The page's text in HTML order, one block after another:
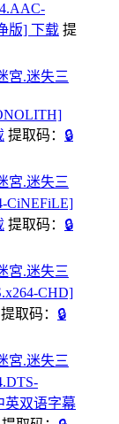
版] 下载 提
宮.迷失三
提取码： 🔒
宮.迷失三
CiNEFiLE]
提取码： 🔒
宮.迷失三
CHD]
提取码： 🔒
宮.迷失三
英双语字幕